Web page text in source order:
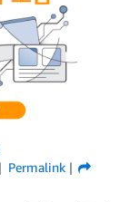
Permalink